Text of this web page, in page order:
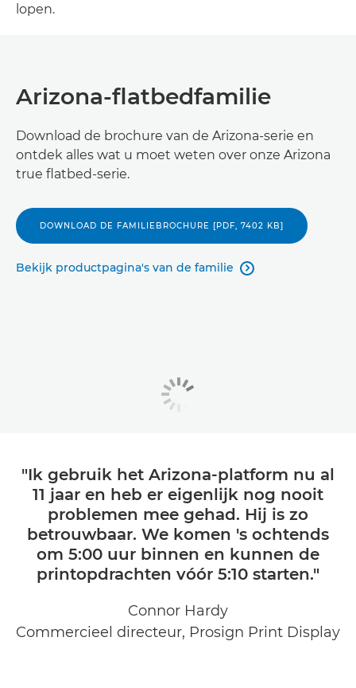
lopen.
Arizona-flatbedfamilie
Download de brochure van de Arizona-serie en
ontdek alles wat u moet weten over onze Arizona
true flatbed-serie.
DOWNLOAD DE FAMILIEBROCHURE [PDF, 7402 KB]
Bekijk productpagina's van de familie 
"Ik gebruik het Arizona-platform nu al
11 jaar en heb er eigenlijk nog nooit
problemen mee gehad. Hij is zo
betrouwbaar. We komen 's ochtends
om 5:00 uur binnen en kunnen de
printopdrachten vóór 5:10 starten."
Connor Hardy
Commercieel directeur, Prosign Print Display